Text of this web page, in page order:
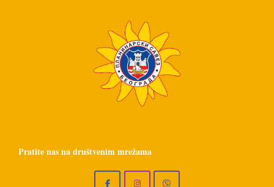
Pratite nas na društvenim mrežama